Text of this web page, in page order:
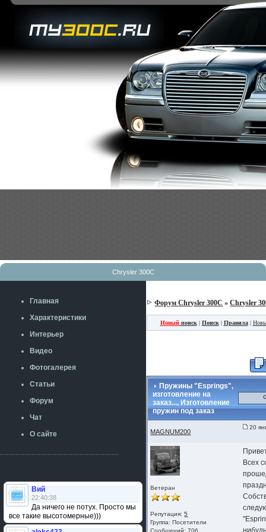
Chrysler 300C
Главная
Характеристики
Интерьер
Видео
Фотогалерея
Статьи
Форум
Чат
О сайте
Вий
22:40:38
Да ничего не потух. Просто мы
все такие высотомерные)))
Форум Chrysler 300C »Chrysler
Новыйпоиск| Поиск| Правила|
Пружины "Еsprings",
изготовление на
заказ..., Изготовление
пружин под заказ
MAGNUM200
20
Ветеран
Репутация:5
Группа:Посетители
Сообщений: 706
Всех